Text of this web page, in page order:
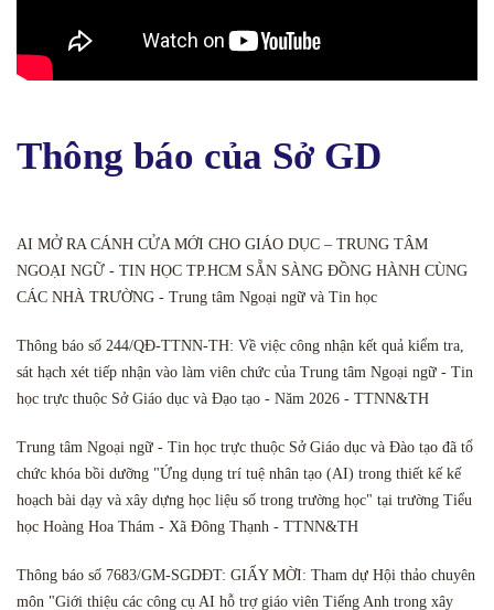
Thông báo của Sở GD
AI MỞ RA CÁNH CỬA MỚI CHO GIÁO DỤC – TRUNG TÂM
NGOẠI NGỮ - TIN HỌC TP.HCM SẴN SÀNG ĐỒNG HÀNH CÙNG
CÁC NHÀ TRƯỜNG - Trung tâm Ngoại ngữ và Tin học
Thông báo số 244/QĐ-TTNN-TH: Về việc công nhận kết quả kiểm tra,
sát hạch xét tiếp nhận vào làm viên chức của Trung tâm Ngoại ngữ - Tin
học trực thuộc Sở Giáo dục và Đạo tạo - Năm 2026 - TTNN&TH
Trung tâm Ngoại ngữ - Tin học trực thuộc Sở Giáo dục và Đào tạo đã tổ
chức khóa bồi dưỡng "Ứng dụng trí tuệ nhân tạo (AI) trong thiết kế kế
hoạch bài dạy và xây dựng học liệu số trong trường học" tại trường Tiểu
học Hoàng Hoa Thám - Xã Đông Thạnh - TTNN&TH
Thông báo số 7683/GM-SGDĐT: GIẤY MỜI: Tham dự Hội thảo chuyên
môn "Giới thiệu các công cụ AI hỗ trợ giáo viên Tiếng Anh trong xây